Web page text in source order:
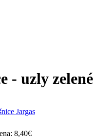
- uzly zelené
Jargas
8,40€